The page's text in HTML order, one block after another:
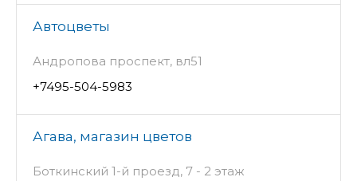
Автоцветы
Андропова проспект, вл51
+7495-504-5983
Агава, магазин цветов
Боткинский 1-й проезд, 7 - 2 этаж